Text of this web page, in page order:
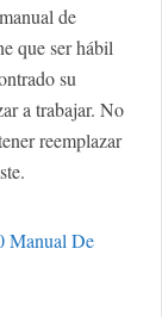
de
que ser hábil
su
a trabajar. No
reemplazar
Manual De